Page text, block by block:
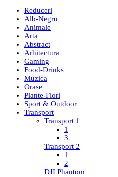
Reduceri
Alb-Negru
Animale
Arta
Abstract
Arhitectura
Gaming
Food-Drinks
Muzica
Orase
Plante-Flori
Sport & Outdoor
Transport
Transport 1
1
3
Transport 2
1
2
DJI Phantom